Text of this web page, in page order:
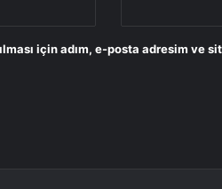
için adım, e-posta adresim ve